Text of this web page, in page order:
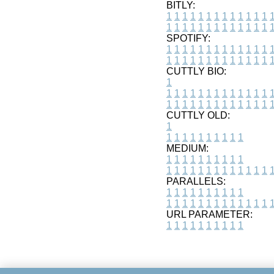
BITLY:
1 1 1 1 1 1 1 1 1 1 1 1 1 1
1 1 1 1 1 1 1 1 1 1 1 1 1 1
SPOTIFY:
1 1 1 1 1 1 1 1 1 1 1 1 1 1
1 1 1 1 1 1 1 1 1 1 1 1 1 1
CUTTLY BIO:
1
1 1 1 1 1 1 1 1 1 1 1 1 1 1
1 1 1 1 1 1 1 1 1 1 1 1 1 1
CUTTLY OLD:
1
1 1 1 1 1 1 1 1 1 1
MEDIUM:
1 1 1 1 1 1 1 1 1 1
1 1 1 1 1 1 1 1 1 1 1 1 1 1
PARALLELS:
1 1 1 1 1 1 1 1 1 1
1 1 1 1 1 1 1 1 1 1 1 1 1 1
URL PARAMETER:
1 1 1 1 1 1 1 1 1 1